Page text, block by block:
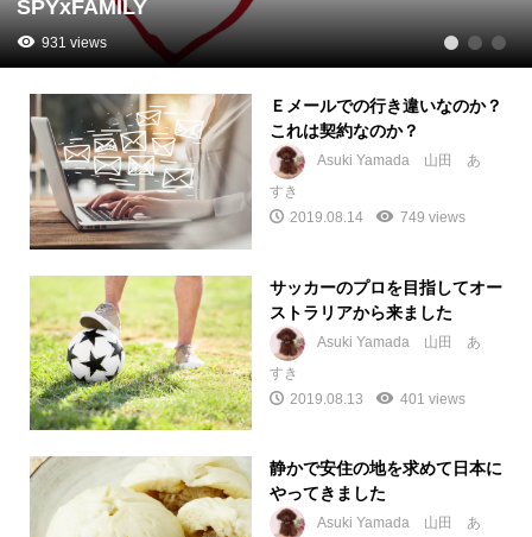
SPYxFAMILY
931 views 1 2 3
Ｅメールでの行き違いなのか？
これは契約なのか？
Asuki Yamada 山田 あ
すき
2019.08.14
749 views
サッカーのプロを目指してオー
ストラリアから来ました
Asuki Yamada 山田 あ
すき
2019.08.13
401 views
静かで安住の地を求めて日本に
やってきました
Asuki Yamada 山田 あ